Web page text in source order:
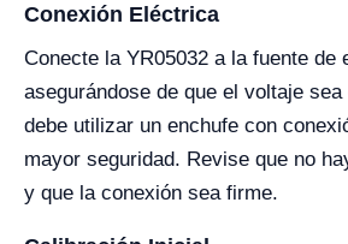
Conexión Eléctrica
Conecte la YR05032 a la fuente de
asegurándose de que el voltaje
debe utilizar un enchufe con
mayor seguridad. Revise que no
y que la conexión sea firme.